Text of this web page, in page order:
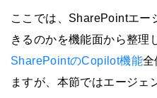
ここでは、SharePointエー
きるのかを機能面から整理
SharePointのCopilot機能全
ますが、本節ではエージェ